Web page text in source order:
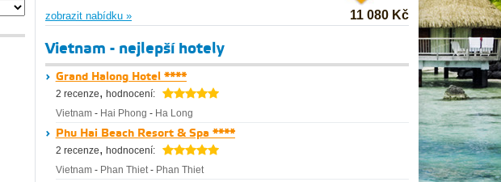
zobrazit nabídku » 11 080 Kč
Vietnam - nejlepší hotely
Grand Halong Hotel ****
2 recenze, hodnocení:
Vietnam - Hai Phong - Ha Long
Phu Hai Beach Resort & Spa ****
2 recenze, hodnocení:
Vietnam - Phan Thiet - Phan Thiet